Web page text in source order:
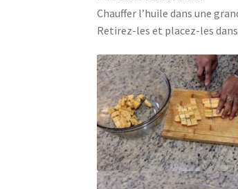
Chauffer l’huile dans une
Retirez-les et placez-les